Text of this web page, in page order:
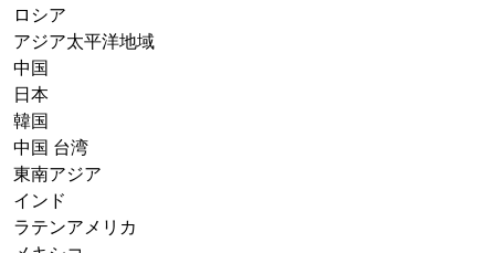
ロシア
アジア太平洋地域
中国
日本
韓国
中国 台湾
東南アジア
インド
ラテンアメリカ